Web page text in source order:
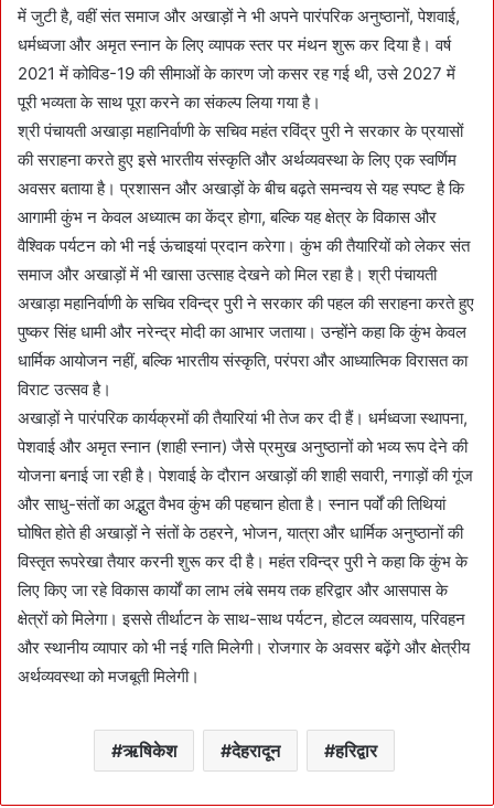
में जुटी है, वहीं संत समाज और अखाड़ों ने भी अपने पारंपरिक अनुष्ठानों, पेशवाई,
धर्मध्वजा और अमृत स्नान के लिए व्यापक स्तर पर मंथन शुरू कर दिया है। वर्ष
2021 में कोविड-19 की सीमाओं के कारण जो कसर रह गई थी, उसे 2027 में
पूरी भव्यता के साथ पूरा करने का संकल्प लिया गया है।
श्री पंचायती अखाड़ा महानिर्वाणी के सचिव महंत रविंद्र पुरी ने सरकार के प्रयासों
की सराहना करते हुए इसे भारतीय संस्कृति और अर्थव्यवस्था के लिए एक स्वर्णिम
अवसर बताया है। प्रशासन और अखाड़ों के बीच बढ़ते समन्वय से यह स्पष्ट है कि
आगामी कुंभ न केवल अध्यात्म का केंद्र होगा, बल्कि यह क्षेत्र के विकास और
वैश्विक पर्यटन को भी नई ऊंचाइयां प्रदान करेगा। कुंभ की तैयारियों को लेकर संत
समाज और अखाड़ों में भी खासा उत्साह देखने को मिल रहा है। श्री पंचायती
अखाड़ा महानिर्वाणी के सचिव रविन्द्र पुरी ने सरकार की पहल की सराहना करते हुए
पुष्कर सिंह धामी और नरेन्द्र मोदी का आभार जताया। उन्होंने कहा कि कुंभ केवल
धार्मिक आयोजन नहीं, बल्कि भारतीय संस्कृति, परंपरा और आध्यात्मिक विरासत का
विराट उत्सव है।
अखाड़ों ने पारंपरिक कार्यक्रमों की तैयारियां भी तेज कर दी हैं। धर्मध्वजा स्थापना,
पेशवाई और अमृत स्नान (शाही स्नान) जैसे प्रमुख अनुष्ठानों को भव्य रूप देने की
योजना बनाई जा रही है। पेशवाई के दौरान अखाड़ों की शाही सवारी, नगाड़ों की गूंज
और साधु-संतों का अद्भुत वैभव कुंभ की पहचान होता है। स्नान पर्वों की तिथियां
घोषित होते ही अखाड़ों ने संतों के ठहरने, भोजन, यात्रा और धार्मिक अनुष्ठानों की
विस्तृत रूपरेखा तैयार करनी शुरू कर दी है। महंत रविन्द्र पुरी ने कहा कि कुंभ के
लिए किए जा रहे विकास कार्यों का लाभ लंबे समय तक हरिद्वार और आसपास के
क्षेत्रों को मिलेगा। इससे तीर्थाटन के साथ-साथ पर्यटन, होटल व्यवसाय, परिवहन
और स्थानीय व्यापार को भी नई गति मिलेगी। रोजगार के अवसर बढ़ेंगे और क्षेत्रीय
अर्थव्यवस्था को मजबूती मिलेगी।
ऋषिकेश देहरादून हरिद्वार